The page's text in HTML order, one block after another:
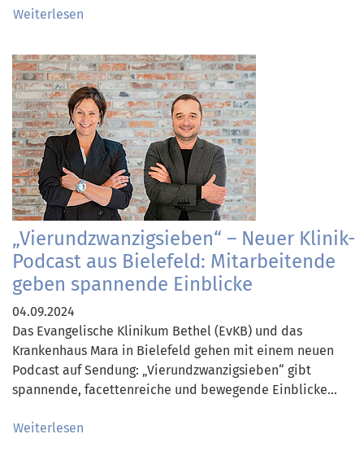
Weiterlesen
„Vierundzwanzigsieben“ – Neuer Klinik-
Podcast aus Bielefeld: Mitarbeitende
geben spannende Einblicke
04.09.2024
Das Evangelische Klinikum Bethel (EvKB) und das
Krankenhaus Mara in Bielefeld gehen mit einem neuen
Podcast auf Sendung: „Vierundzwanzigsieben“ gibt
spannende, facettenreiche und bewegende Einblicke…
Weiterlesen